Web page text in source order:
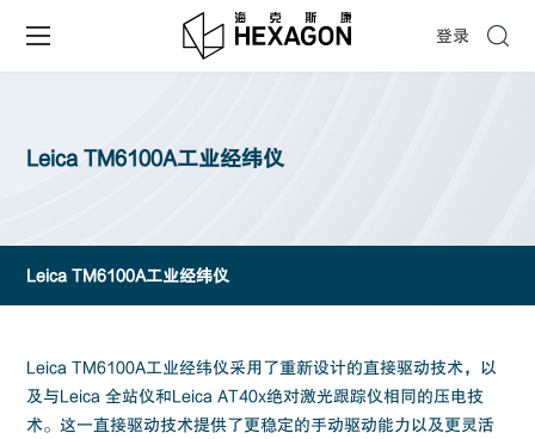
登录
Leica TM6100A工业经纬仪
Leica TM6100A工业经纬仪
Leica TM6100A工业经纬仪采用了重新设计的直接驱动技术，以
及与Leica 全站仪和Leica AT40x绝对激光跟踪仪相同的压电技
术。这一直接驱动技术提供了更稳定的手动驱动能力以及更灵活